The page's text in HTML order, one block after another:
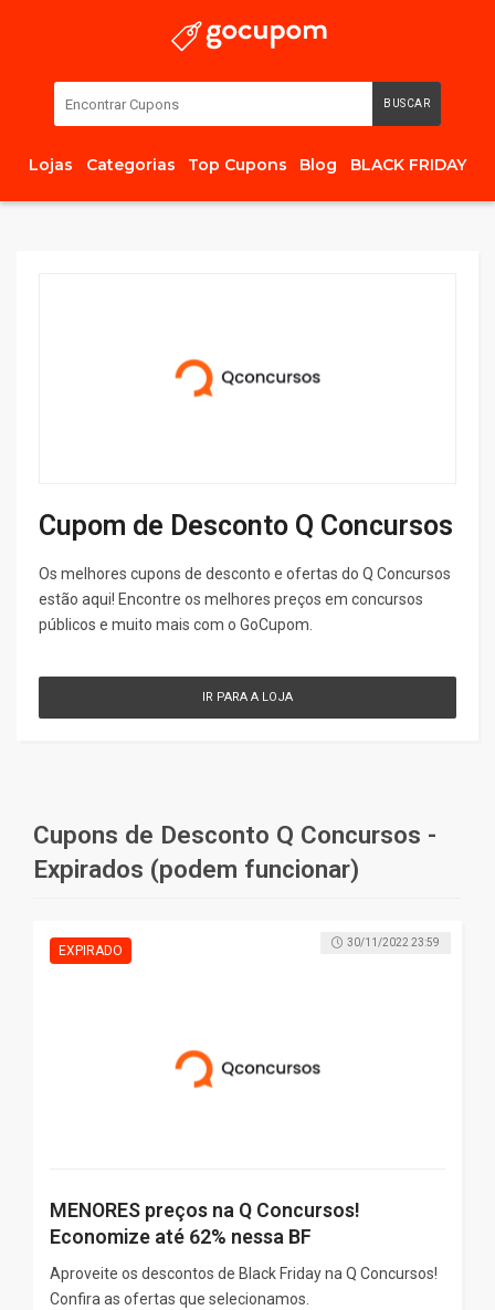
BUSCAR
Lojas Categorias Top Cupons Blog BLACK FRIDAY
Cupom de Desconto Q Concursos
Os melhores cupons de desconto e ofertas do Q Concursos
estão aqui! Encontre os melhores preços em concursos
públicos e muito mais com o GoCupom.
IR PARA A LOJA
MENORES preços na Q Concursos!
Economize até 62% nessa BF
Aproveite os descontos de Black Friday na Q Concursos!
Confira as ofertas que selecionamos.
30/11/2022 23:59